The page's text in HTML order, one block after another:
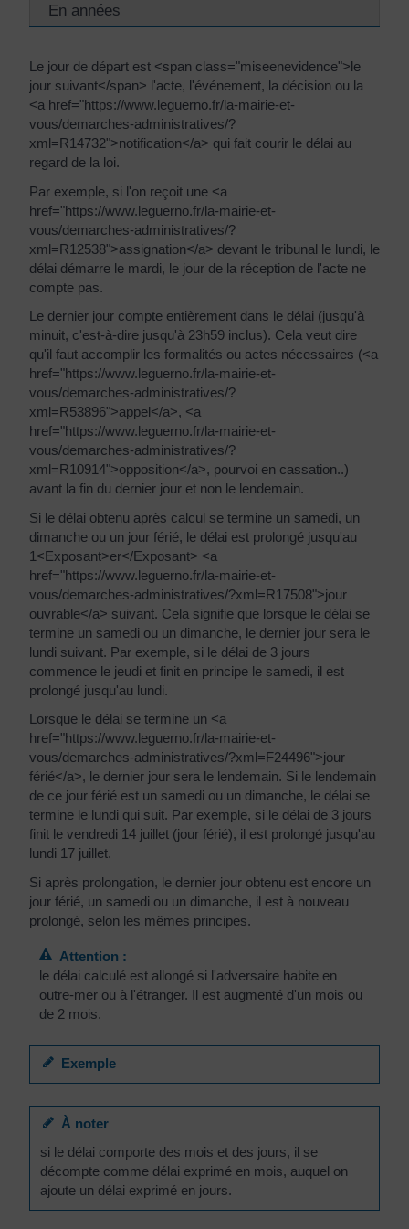
En années
Le jour de départ est <span class="miseenevidence">le
jour suivant</span> l'acte, l'événement, la décision ou la
<a href="https://www.leguerno.fr/la-mairie-et-
vous/demarches-administratives/?
xml=R14732">notification</a> qui fait courir le délai au
regard de la loi.
Par exemple, si l'on reçoit une <a
href="https://www.leguerno.fr/la-mairie-et-
vous/demarches-administratives/?
xml=R12538">assignation</a> devant le tribunal le lundi, le
délai démarre le mardi, le jour de la réception de l'acte ne
compte pas.
Le dernier jour compte entièrement dans le délai (jusqu'à
minuit, c'est-à-dire jusqu'à 23h59 inclus). Cela veut dire
qu'il faut accomplir les formalités ou actes nécessaires (<a
href="https://www.leguerno.fr/la-mairie-et-
vous/demarches-administratives/?
xml=R53896">appel</a>, <a
href="https://www.leguerno.fr/la-mairie-et-
vous/demarches-administratives/?
xml=R10914">opposition</a>, pourvoi en cassation..)
avant la fin du dernier jour et non le lendemain.
Si le délai obtenu après calcul se termine un samedi, un
dimanche ou un jour férié, le délai est prolongé jusqu'au
1<Exposant>er</Exposant> <a
href="https://www.leguerno.fr/la-mairie-et-
vous/demarches-administratives/?xml=R17508">jour
ouvrable</a> suivant. Cela signifie que lorsque le délai se
termine un samedi ou un dimanche, le dernier jour sera le
lundi suivant. Par exemple, si le délai de 3 jours
commence le jeudi et finit en principe le samedi, il est
prolongé jusqu'au lundi.
Lorsque le délai se termine un <a
href="https://www.leguerno.fr/la-mairie-et-
vous/demarches-administratives/?xml=F24496">jour
férié</a>, le dernier jour sera le lendemain. Si le lendemain
de ce jour férié est un samedi ou un dimanche, le délai se
termine le lundi qui suit. Par exemple, si le délai de 3 jours
finit le vendredi 14 juillet (jour férié), il est prolongé jusqu'au
lundi 17 juillet.
Si après prolongation, le dernier jour obtenu est encore un
jour férié, un samedi ou un dimanche, il est à nouveau
prolongé, selon les mêmes principes.
Attention :
le délai calculé est allongé si l'adversaire habite en
outre-mer ou à l'étranger. Il est augmenté d'un mois ou
de 2 mois.
Exemple
À noter
si le délai comporte des mois et des jours, il se
décompte comme délai exprimé en mois, auquel on
ajoute un délai exprimé en jours.